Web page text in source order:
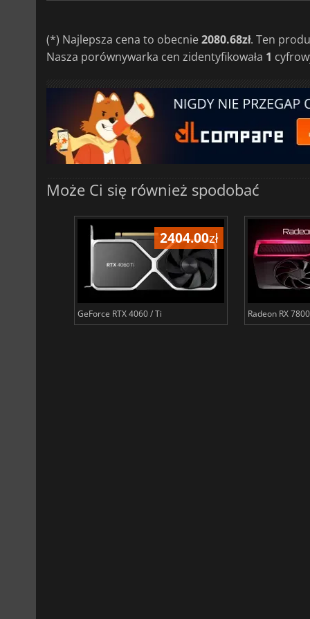
(*) Najlepsza cena to obecnie2080.68zł. Ten
Nasza porównywarka cen zidentyfikowała 1
Może Ci się również spodobać
2404.00zł
GeForce RTX 4060 / Ti Radeon RX